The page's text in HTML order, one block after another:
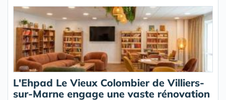
L'Ehpad Le Vieux Colombier de Villiers-
sur-Marne engage une vaste rénovation